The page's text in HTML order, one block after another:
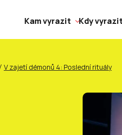
Kam vyrazit Kdy vyrazit
V zajetí démonů 4: Poslední rituály